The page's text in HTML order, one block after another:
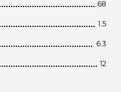
68
1.5
6.3
12